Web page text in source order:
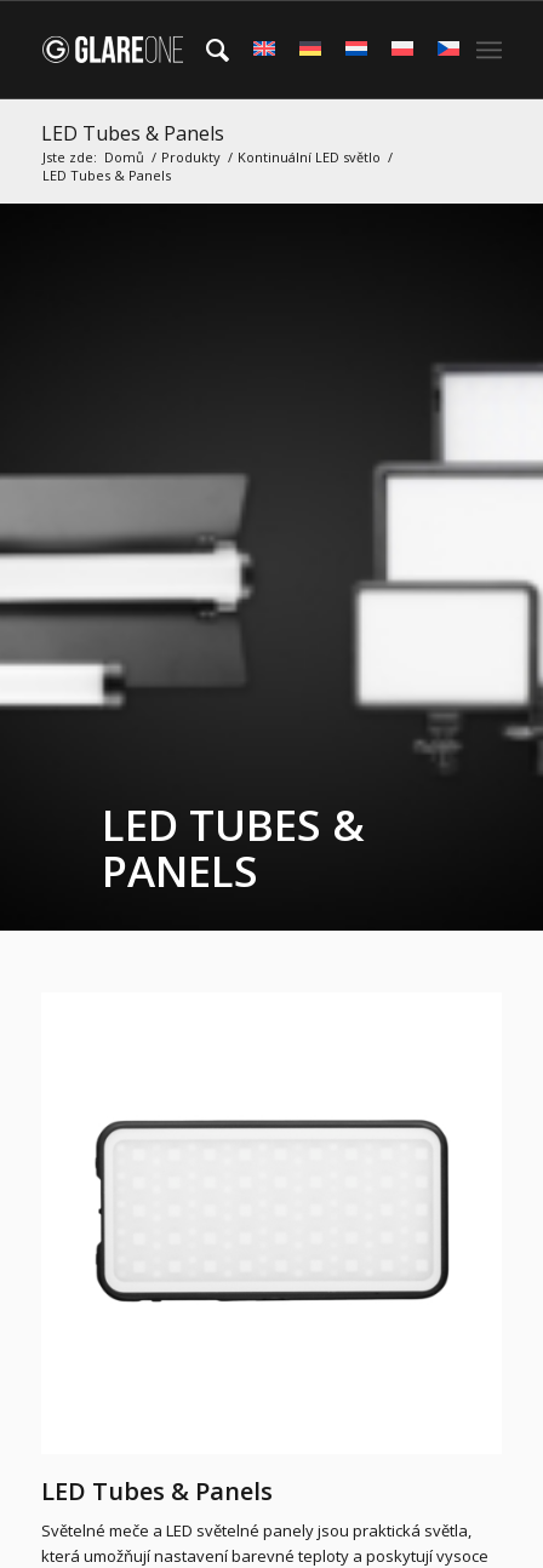
LED Tubes & Panels
Jste zde: Domů / Produkty / Kontinuální LED světlo /
LED Tubes & Panels
LED TUBES &
PANELS
LED Tubes & Panels
Světelné meče a LED světelné panely jsou praktická světla,
která umožňují nastavení barevné teploty a poskytují vysoce